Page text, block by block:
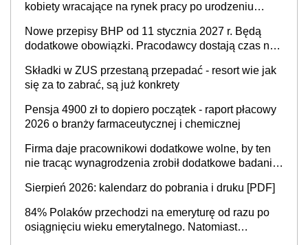
kobiety wracające na rynek pracy po urodzeniu
neuroatypowe. Powstanie Fundusz na rzecz
Inkluzywności w Zatrudnianiu?
Nowe przepisy BHP od 11 stycznia 2027 r. Będą
dodatkowe obowiązki. Pracodawcy dostają czas na
Składki w ZUS przestaną przepadać - resort wie jak
się za to zabrać, są już konkrety
Pensja 4900 zł to dopiero początek - raport płacowy
2026 o branży farmaceutycznej i chemicznej
Firma daje pracownikowi dodatkowe wolne, by ten
nie tracąc wynagrodzenia zrobił dodatkowe badania.
Sierpień 2026: kalendarz do pobrania i druku [PDF]
84% Polaków przechodzi na emeryturę od razu po
osiągnięciu wieku emerytalnego. Natomiast